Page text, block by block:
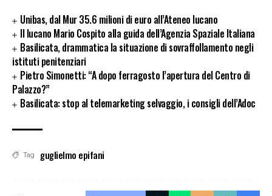
Unibas, dal Mur 35.6 milioni di euro all’Ateneo lucano
Il lucano Mario Cospito alla guida dell’Agenzia Spaziale Italiana
Basilicata, drammatica la situazione di sovraffollamento negli
istituti penitenziari
Pietro Simonetti: “A dopo ferragosto l’apertura del Centro di
Palazzo?”
Basilicata: stop al telemarketing selvaggio, i consigli dell’Adoc
Tag guglielmo epifani